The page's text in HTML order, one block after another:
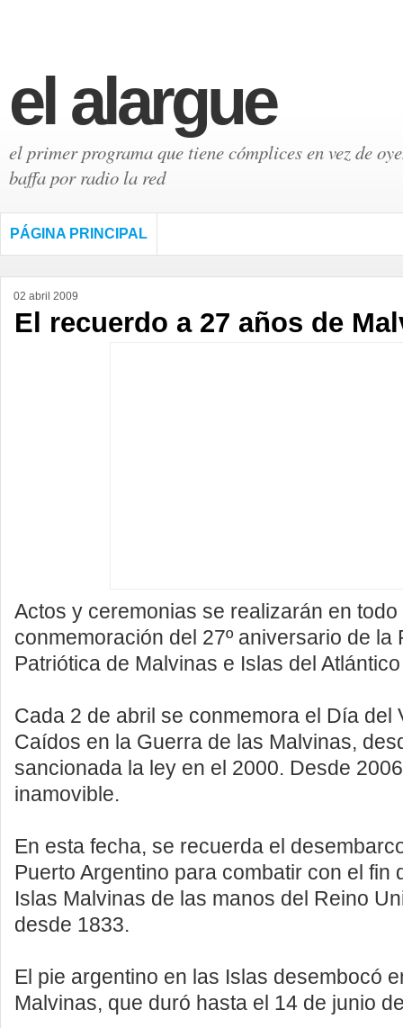
el alargue
el primer programa que tiene cómplices en vez de
baffa por radio la red
PÁGINA PRINCIPAL
02 abril 2009
El recuerdo a 27 años de
Actos y ceremonias se realizarán en
conmemoración del 27º aniversario de la
Patriótica de Malvinas e Islas del
Cada 2 de abril se conmemora el Día del
Caídos en la Guerra de las Malvinas,
sancionada la ley en el 2000. Desde
inamovible.
En esta fecha, se recuerda el
Puerto Argentino para combatir con el fin
Islas Malvinas de las manos del Reino
desde 1833.
El pie argentino en las Islas desembocó
Malvinas, que duró hasta el 14 de junio